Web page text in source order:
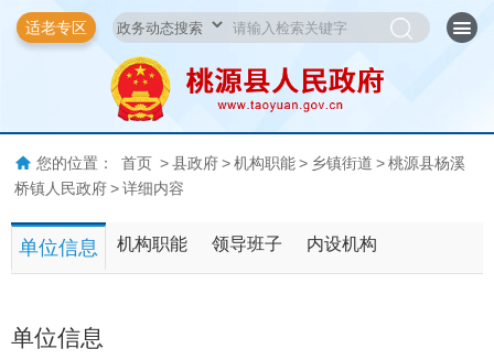
适老专区
您的位置： 首页 > 县政府 > 机构职能 > 乡镇街道 > 桃源县杨溪
桥镇人民政府 > 详细内容
单位信息 机构职能 领导班子 内设机构
单位信息